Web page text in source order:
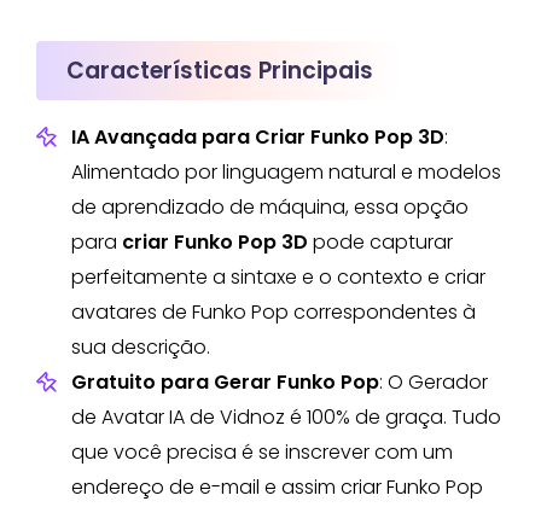
Características Principais
IA Avançada para Criar Funko Pop 3D:
Alimentado por linguagem natural e modelos
de aprendizado de máquina, essa opção
para criar Funko Pop 3D pode capturar
perfeitamente a sintaxe e o contexto e criar
avatares de Funko Pop correspondentes à
sua descrição.
Gratuito para Gerar Funko Pop: O Gerador
de Avatar IA de Vidnoz é 100% de graça. Tudo
que você precisa é se inscrever com um
endereço de e-mail e assim criar Funko Pop